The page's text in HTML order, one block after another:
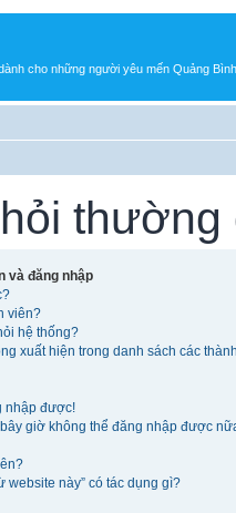
cho những người yêu mến Quảng Bình
thường
và đăng nhập
viên?
hệ thống?
xuất hiện trong danh sách các
nhập được!
giờ không thể đăng nhập được
website này” có tác dụng gì?